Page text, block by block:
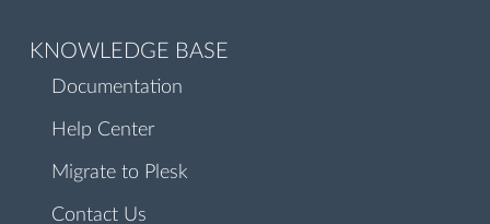
KNOWLEDGE BASE
Documentation
Help Center
Migrate to Plesk
Contact Us